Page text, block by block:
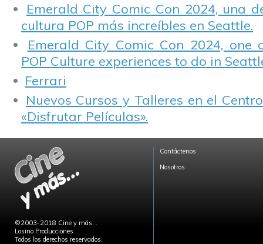
Emerald City Comic Con 2024, una
cultura POP más increíbles en Seattle.
Emerald City Comic Con 2024,
POP Culture experiences to do in
Ferrari
Nuevos Cursos y Talleres en el
«Disfrutar Películas».
©2003-2018 Cine y más...
Losino Producciones
Todos los derechos reservados.
Contáctenos
Nosotros